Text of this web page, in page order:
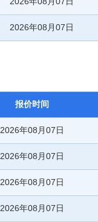
2026年08月07日
报价时间
2026年08月07日
2026年08月07日
2026年08月07日
2026年08月07日